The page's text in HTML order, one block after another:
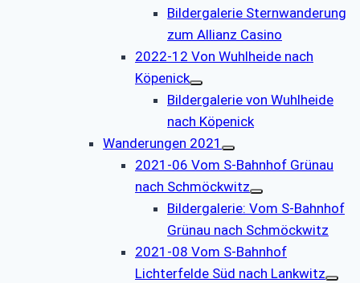
Bildergalerie Sternwanderung
zum Allianz Casino
2022-12 Von Wuhlheide nach
Köpenick
Bildergalerie von Wuhlheide
nach Köpenick
Wanderungen 2021
2021-06 Vom S-Bahnhof Grünau
nach Schmöckwitz
Bildergalerie: Vom S-Bahnhof
Grünau nach Schmöckwitz
2021-08 Vom S-Bahnhof
Lichterfelde Süd nach Lankwitz